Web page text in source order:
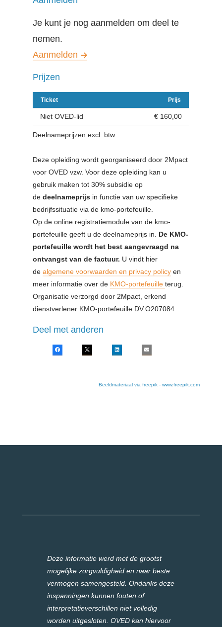
Je kunt je nog aanmelden om deel te
nemen.
Aanmelden
Prijzen
Ticket Prijs
Niet OVED-lid € 160,00
Deelnameprijzen excl. btw
Deze opleiding wordt georganiseerd door 2Mpact
voor OVED vzw. Voor deze opleiding kan u
gebruik maken tot 30% subsidie op
dedeelnameprijs in functie van uw specifieke
bedrijfssituatie via de kmo-portefeuille.
Op de online registratiemodule van de kmo-
portefeuille geeft u de deelnameprijs in. De KMO-
portefeuille wordt het best aangevraagd na
ontvangst van de factuur. U vindt hier
dealgemene voorwaarden en privacy policy en
meer informatie over de KMO-portefeuilleterug.
Organisatie verzorgd door 2Mpact, erkend
dienstverlener KMO-portefeuille DV.O207084
Deel met anderen
Facebook X LinkedIn E-mail
Beeldmateriaal via freepik - www.freepik.com
Deze informatie werd met de grootst
mogelijke zorgvuldigheid en naar beste
vermogen samengesteld. Ondanks deze
inspanningen kunnen fouten of
interpretatieverschillen niet volledig
worden uitgesloten. OVED kan hiervoor